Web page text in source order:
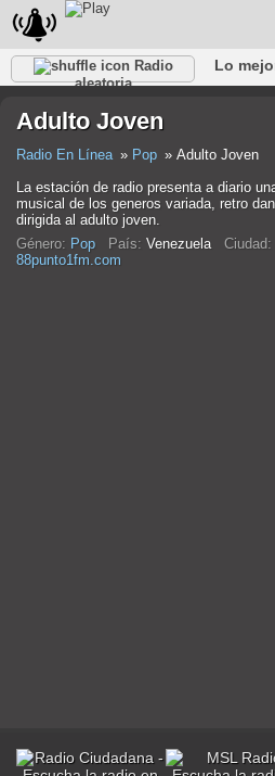
Radio
aleatoria
Lo
Rap
Trans Falk
Adulto Joven
Radio En Línea Pop
Adulto Joven
La estación de radio presenta a diario
musical de los generos variada, retro
dirigida al adulto joven.
Género: Pop País: Venezuela Ciudad:
88punto1fm.com